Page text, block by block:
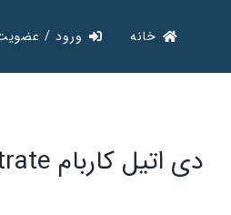
خانه ورود /
دی اتیل کاربام Diethylcarbamazine Citrate